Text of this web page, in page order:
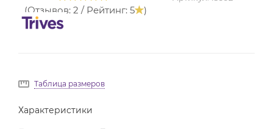
(Отзывов: 2 / Рейтинг: 5 )
Таблица размеров
Характеристики